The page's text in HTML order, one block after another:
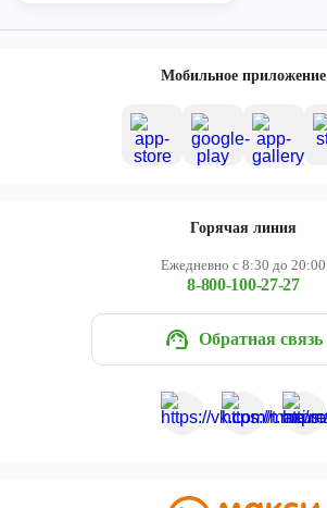
Мобильное приложение
Горячая линия
Ежедневно с 8:30 до 20:00
8-800-100-27-27
Обратная связь